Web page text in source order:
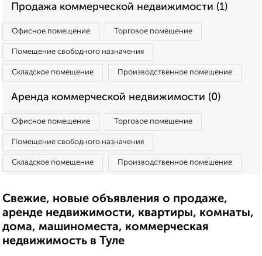
Продажа коммерческой недвижимости (1)
Офисное помещение Торговое помещение
Помещение свободного назначения
Складское помещение Производственное помещение
Аренда коммерческой недвижимости (0)
Офисное помещение Торговое помещение
Помещение свободного назначения
Складское помещение Производственное помещение
Свежие, новые объявления о продаже,
аренде недвижимости, квартиры, комнаты,
дома, машиноместа, коммерческая
недвижимость в Туле